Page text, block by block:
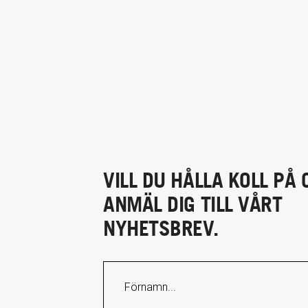
VILL DU HÅLLA KOLL PÅ
ANMÄL DIG TILL VÅRT
NYHETSBREV.